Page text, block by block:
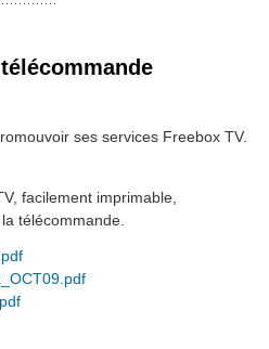
ses services Freebox TV.
facilement imprimable,
télécommande.